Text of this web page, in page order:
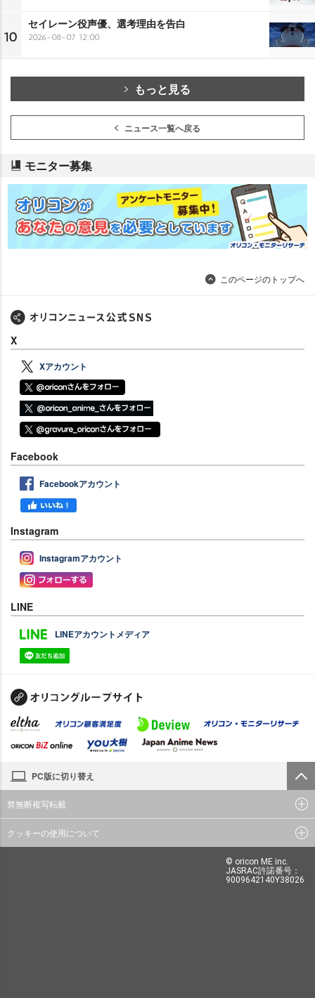
10
セイレーン役声優、選考理由を告白
2026-08-07 12:00
もっと見る
ニュース一覧へ戻る
モニター募集
このページのトップへ
X
Xアカウント
Facebook
Facebookアカウント
Instagram
Instagramアカウント
LINE
LINEアカウントメディア
PC版に切り替え
禁無断複写転載
クッキーの使用について
© oricon ME inc.
JASRAC許諾番号：
9009642140Y38026